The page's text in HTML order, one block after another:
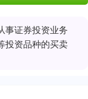
事证券投资业务
投资品种的买卖